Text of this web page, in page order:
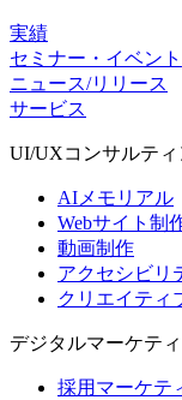
実績
セミナー・イベント
ニュース/リリース
サービス
UI/UXコンサルテ
AIメモリアル
Webサイト制
動画制作
アクセシビリ
クリエイティ
デジタルマーケテ
採用マーケテ